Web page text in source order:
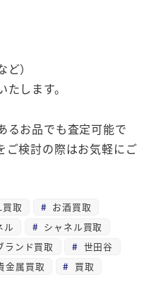
）
します。
るお品でも査定可能で
ご検討の際はお気軽にご
買取
お酒買取
ル
シャネル買取
ランド買取
世田谷
金属買取
買取